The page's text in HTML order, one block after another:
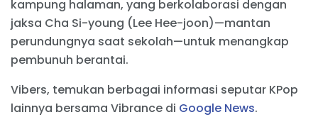
kampung halaman, yang berkolaborasi dengan
jaksa Cha Si-young (Lee Hee-joon)—mantan
perundungnya saat sekolah—untuk menangkap
pembunuh berantai.
Vibers, temukan berbagai informasi seputar KPop
lainnya bersama Vibrance di Google News.